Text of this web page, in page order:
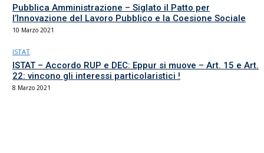
Pubblica Amministrazione – Siglato il Patto per
l’Innovazione del Lavoro Pubblico e la Coesione Sociale
10 Marzo 2021
ISTAT
ISTAT – Accordo RUP e DEC: Eppur si muove – Art. 15 e Art.
22: vincono gli interessi particolaristici !
8 Marzo 2021